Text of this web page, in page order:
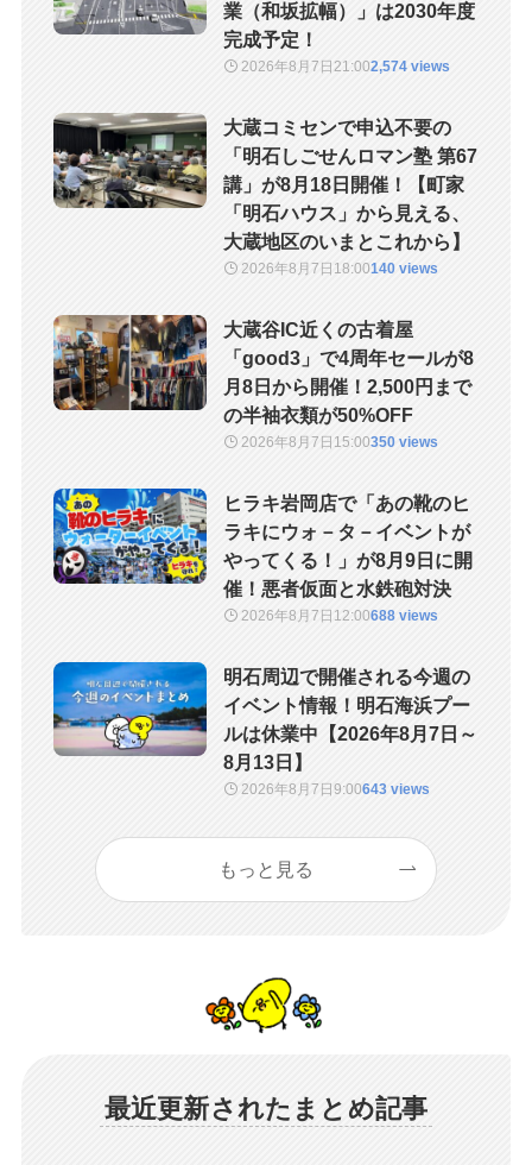
業（和坂拡幅）」は2030年度
完成予定！
2026年8月7日21:002,574 views
大蔵コミセンで申込不要の
「明石しごせんロマン塾 第67
講」が8月18日開催！【町家
「明石ハウス」から見える、
大蔵地区のいまとこれから】
2026年8月7日 18:00140 views
大蔵谷IC近くの古着屋
「good3」で4周年セールが8
月8日から開催！2,500円まで
の半袖衣類が50%OFF
2026年8月7日 15:00350 views
ヒラキ岩岡店で「あの靴のヒ
ラキにウォ－タ－イベントが
やってくる！」が8月9日に開
催！悪者仮面と水鉄砲対決
2026年8月7日 12:00688 views
明石周辺で開催される今週の
イベント情報！明石海浜プー
ルは休業中【2026年8月7日～
8月13日】
2026年8月7日 9:00643 views
もっと見る
最近更新されたまとめ記事